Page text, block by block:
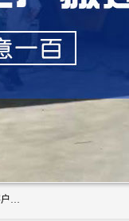
安徽信多多吊装搬运有限公司，主营吊装搬运,工厂搬迁，叉车出租，公司地址位于安徽合肥瑶海，致力于为广大客户提供优质的产品/服务，如果您对我公司的产品服务感兴趣，请联系[安徽信多多吊装搬运有限公司]，期待您的来电。